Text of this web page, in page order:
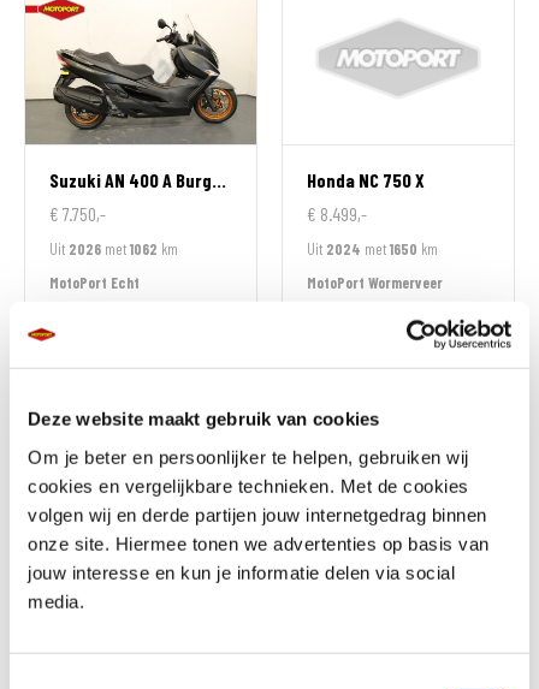
Deze website maakt gebruik van cookies
Om je beter en persoonlijker te helpen, gebruiken wij
cookies en vergelijkbare technieken. Met de cookies
volgen wij en derde partijen jouw internetgedrag binnen
onze site. Hiermee tonen we advertenties op basis van
jouw interesse en kun je informatie delen via social
media.
SuzukiAN 400 A Burgman
€ 7.750,-
Uit 2026 met1062 km
MotoPort Echt
Honda NC 750 X
€ 8.499,-
Uit 2024 met1650 km
MotoPort Wormerveer
Honda FORZA 350
€ 6.390,-
Uit2024
Honda
WN 07
€ 15.799,-